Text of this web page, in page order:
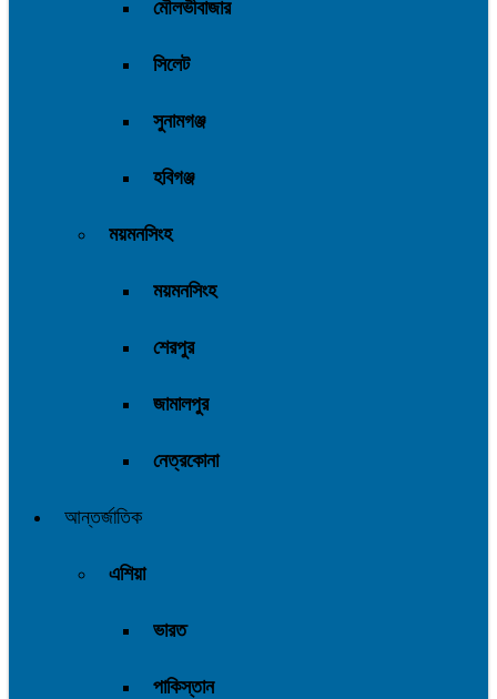
মৌলভীবাজার
সিলেট
সুনামগঞ্জ
হবিগঞ্জ
ময়মনসিংহ
ময়মনসিংহ
শেরপুর
জামালপুর
নেত্রকোনা
আন্তর্জাতিক
এশিয়া
ভারত
পাকিস্তান